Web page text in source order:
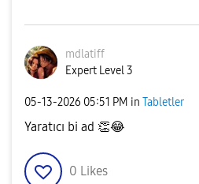
mdlatiff
Expert Level 3
‎05-13-2026 05:51 PM in Tabletler
Yaratıcı bi ad 👏😂
0 Likes